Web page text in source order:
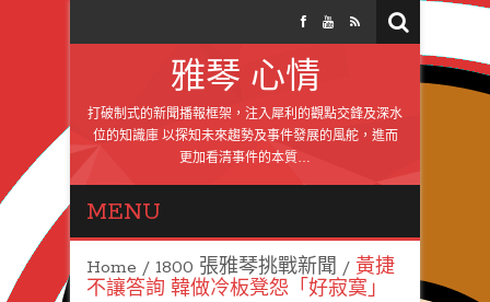
雅琴 心情
打破制式的新聞播報框架，注入犀利的觀點交鋒及深水
位的知識庫 以探知未來趨勢及事件發展的風舵，進而
更加看清事件的本質…
MENU
Home / 1800 張雅琴挑戰新聞 / 黃捷
不讓答詢 韓做冷板凳怨「好寂寞」